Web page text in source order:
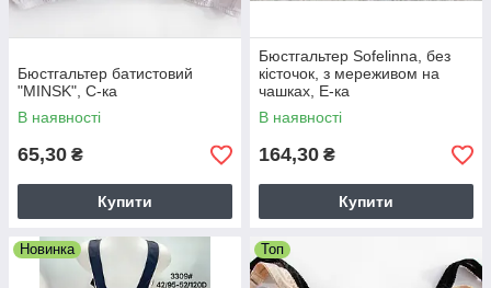
Бюстгальтер батистовий
"MINSK", С-ка
В наявності
65,30 ₴
Купити
Бюстгальтер Sofelinna, без
кісточок, з мереживом на
чашках, E-ка
В наявності
164,30 ₴
Купити
Новинка Топ